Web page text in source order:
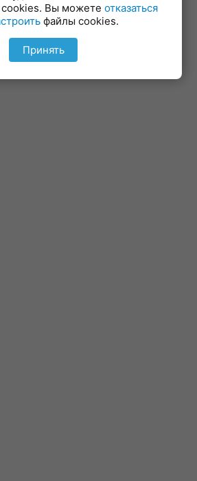
cookies. Вы можете отказаться
файлы cookies.
Принять